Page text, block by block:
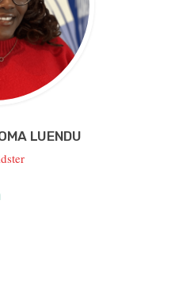
LUENDU